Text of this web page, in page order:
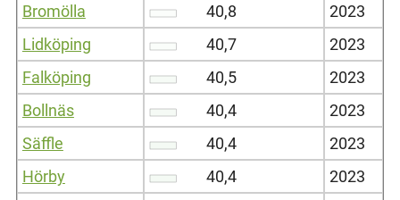
Bromölla
40,8
2023
Lidköping
40,7
2023
Falköping
40,5
2023
Bollnäs
40,4
2023
Säffle
40,4
2023
Hörby
40,4
2023